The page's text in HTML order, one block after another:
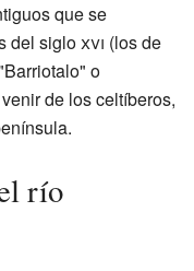
que se
del sigloxvi (los de
o
de los celtíberos,
río